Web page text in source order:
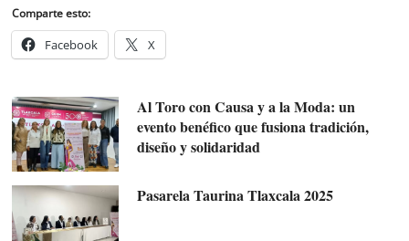
Comparte esto:
Facebook X
Al Toro con Causa y a la Moda: un
evento benéfico que fusiona tradición,
diseño y solidaridad
Pasarela Taurina Tlaxcala 2025